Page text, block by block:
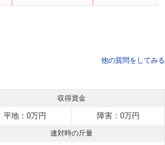
他の質問をしてみる
収得賞金
平地：0万円 障害：0万円
連対時の斤量